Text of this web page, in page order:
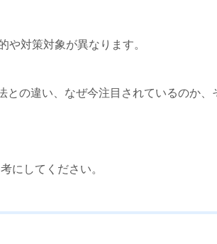
や対策対象が異なります。
の違い、なぜ今注目されているのか
にしてください。